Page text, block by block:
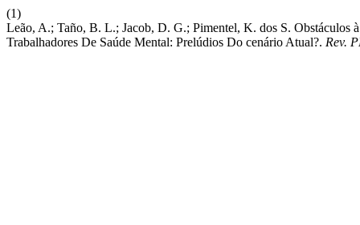
(1)
Leão, A.; Taño, B. L.; Jacob, D. G.; Pimentel, K. dos S. Obstáculos
Trabalhadores De Saúde Mental: Prelúdios Do cenário Atual?. Rev.